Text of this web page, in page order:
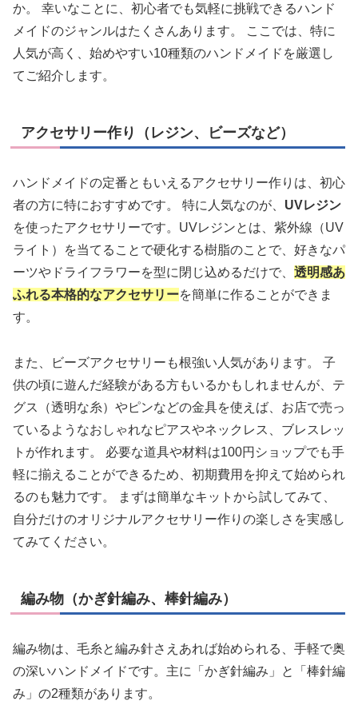
か。 幸いなことに、初心者でも気軽に挑戦できるハンド
メイドのジャンルはたくさんあります。 ここでは、特に
人気が高く、始めやすい10種類のハンドメイドを厳選し
てご紹介します。
アクセサリー作り（レジン、ビーズなど）
ハンドメイドの定番ともいえるアクセサリー作りは、初心
者の方に特におすすめです。 特に人気なのが、 UVレジン
を使ったアクセサリーです。UVレジンとは、紫外線（UV
ライト）を当てることで硬化する樹脂のことで、好きなパ
ーツやドライフラワーを型に閉じ込めるだけで、 透明感あ
ふれる本格的なアクセサリーを簡単に作ることができま
す。
また、ビーズアクセサリーも根強い人気があります。 子
供の頃に遊んだ経験がある方もいるかもしれませんが、テ
グス（透明な糸）やピンなどの金具を使えば、お店で売っ
ているようなおしゃれなピアスやネックレス、ブレスレッ
トが作れます。 必要な道具や材料は100円ショップでも手
軽に揃えることができるため、初期費用を抑えて始められ
るのも魅力です。 まずは簡単なキットから試してみて、
自分だけのオリジナルアクセサリー作りの楽しさを実感し
てみてください。
編み物（かぎ針編み、棒針編み）
編み物は、毛糸と編み針さえあれば始められる、手軽で奥
の深いハンドメイドです。主に「かぎ針編み」と「棒針編
み」の2種類があります。